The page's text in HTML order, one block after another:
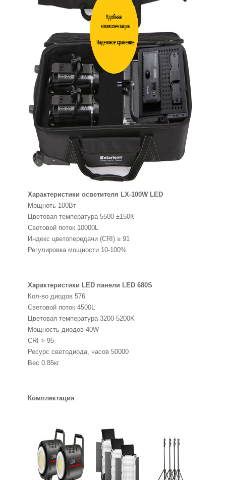
Характеристики осветителя LX-100W LED
Мощноть 100Вт
Цветовая температура 5500 ±150К
Световой поток 10000L
Индекс цветопередачи (CRI) ≥ 91
Регулировка мощности 10-100%
Характеристики LED панели LED 680S
Кол-во диодов 576
Световой поток 4500L
Цветовая температура 3200-5200K
Мощность диодов 40W
CRI > 95
Ресурс светодиода, часов 50000
Вес 0.85кг
Комплектация